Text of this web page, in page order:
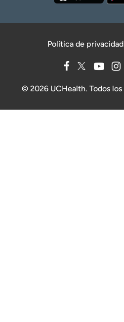
Política de privacidad
© 2026 UCHealth. Todos